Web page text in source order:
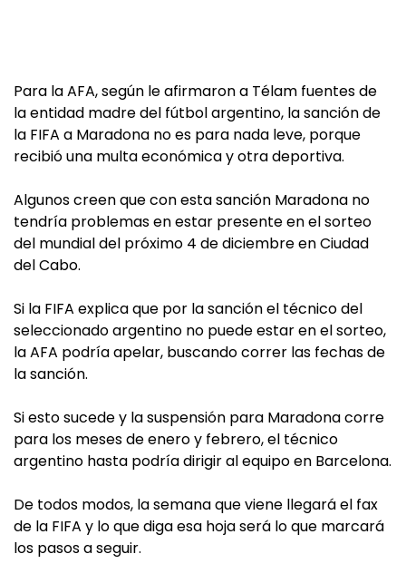
Para la AFA, según le afirmaron a Télam fuentes de
la entidad madre del fútbol argentino, la sanción de
la FIFA a Maradona no es para nada leve, porque
recibió una multa económica y otra deportiva.
Algunos creen que con esta sanción Maradona no
tendría problemas en estar presente en el sorteo
del mundial del próximo 4 de diciembre en Ciudad
del Cabo.
Si la FIFA explica que por la sanción el técnico del
seleccionado argentino no puede estar en el sorteo,
la AFA podría apelar, buscando correr las fechas de
la sanción.
Si esto sucede y la suspensión para Maradona corre
para los meses de enero y febrero, el técnico
argentino hasta podría dirigir al equipo en Barcelona.
De todos modos, la semana que viene llegará el fax
de la FIFA y lo que diga esa hoja será lo que marcará
los pasos a seguir.